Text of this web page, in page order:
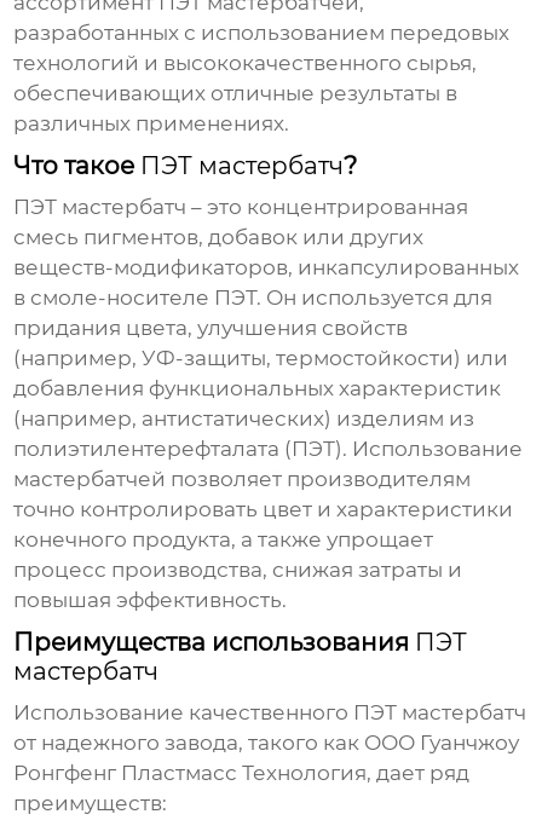
разработанных с использованием передовых
технологий и высококачественного сырья,
обеспечивающих отличные результаты в
различных применениях.
Что такое ПЭТ мастербатч?
ПЭТ мастербатч – это концентрированная
смесь пигментов, добавок или других
веществ-модификаторов, инкапсулированных
в смоле-носителе ПЭТ. Он используется для
придания цвета, улучшения свойств
(например, УФ-защиты, термостойкости) или
добавления функциональных характеристик
(например, антистатических) изделиям из
полиэтилентерефталата (ПЭТ). Использование
мастербатчей позволяет производителям
точно контролировать цвет и характеристики
конечного продукта, а также упрощает
процесс производства, снижая затраты и
повышая эффективность.
Преимущества использования ПЭТ
мастербатч
Использование качественного ПЭТ мастербатч
от надежногозавода, такого как ООО Гуанчжоу
Ронгфенг Пластмасс Технология, дает ряд
преимуществ: